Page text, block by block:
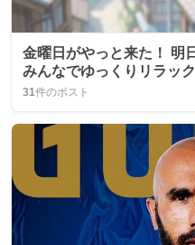
金曜日がやっと来た！ 明
みんなでゆっくりリラッ
31件のポスト